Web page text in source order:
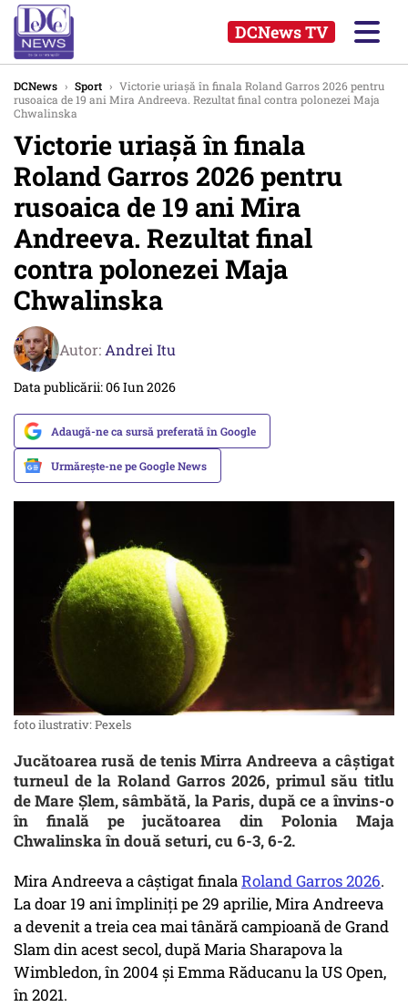
DCNews TV
DCNews › Sport › Victorie uriașă în finala Roland Garros 2026 pentru
rusoaica de 19 ani Mira Andreeva. Rezultat final contra polonezei Maja
Chwalinska
Victorie uriașă în finala
Roland Garros 2026 pentru
rusoaica de 19 ani Mira
Andreeva. Rezultat final
contra polonezei Maja
Chwalinska
Autor: Andrei Itu
Data publicării: 06 Iun 2026
Adaugă-ne ca sursă preferată în Google
Urmărește-ne pe Google News
foto ilustrativ: Pexels
Jucătoarea rusă de tenis Mirra Andreeva a câştigat
turneul de la Roland Garros 2026, primul său titlu
de Mare Şlem, sâmbătă, la Paris, după ce a învins-o
în finală pe jucătoarea din Polonia Maja
Chwalinska în două seturi, cu 6-3, 6-2.
Mira Andreeva a câștigat finalaRoland Garros 2026.
La doar 19 ani împliniți pe 29 aprilie, Mira Andreeva
a devenit a treia cea mai tânără campioană de Grand
Slam din acest secol, după Maria Sharapova la
Wimbledon, în 2004 și Emma Răducanu la US Open,
în 2021.